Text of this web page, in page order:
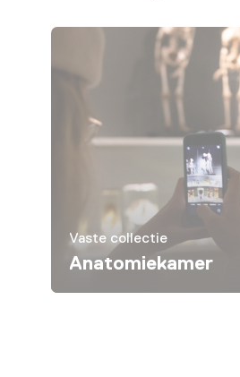
Vaste collectie
Anatomiekamer